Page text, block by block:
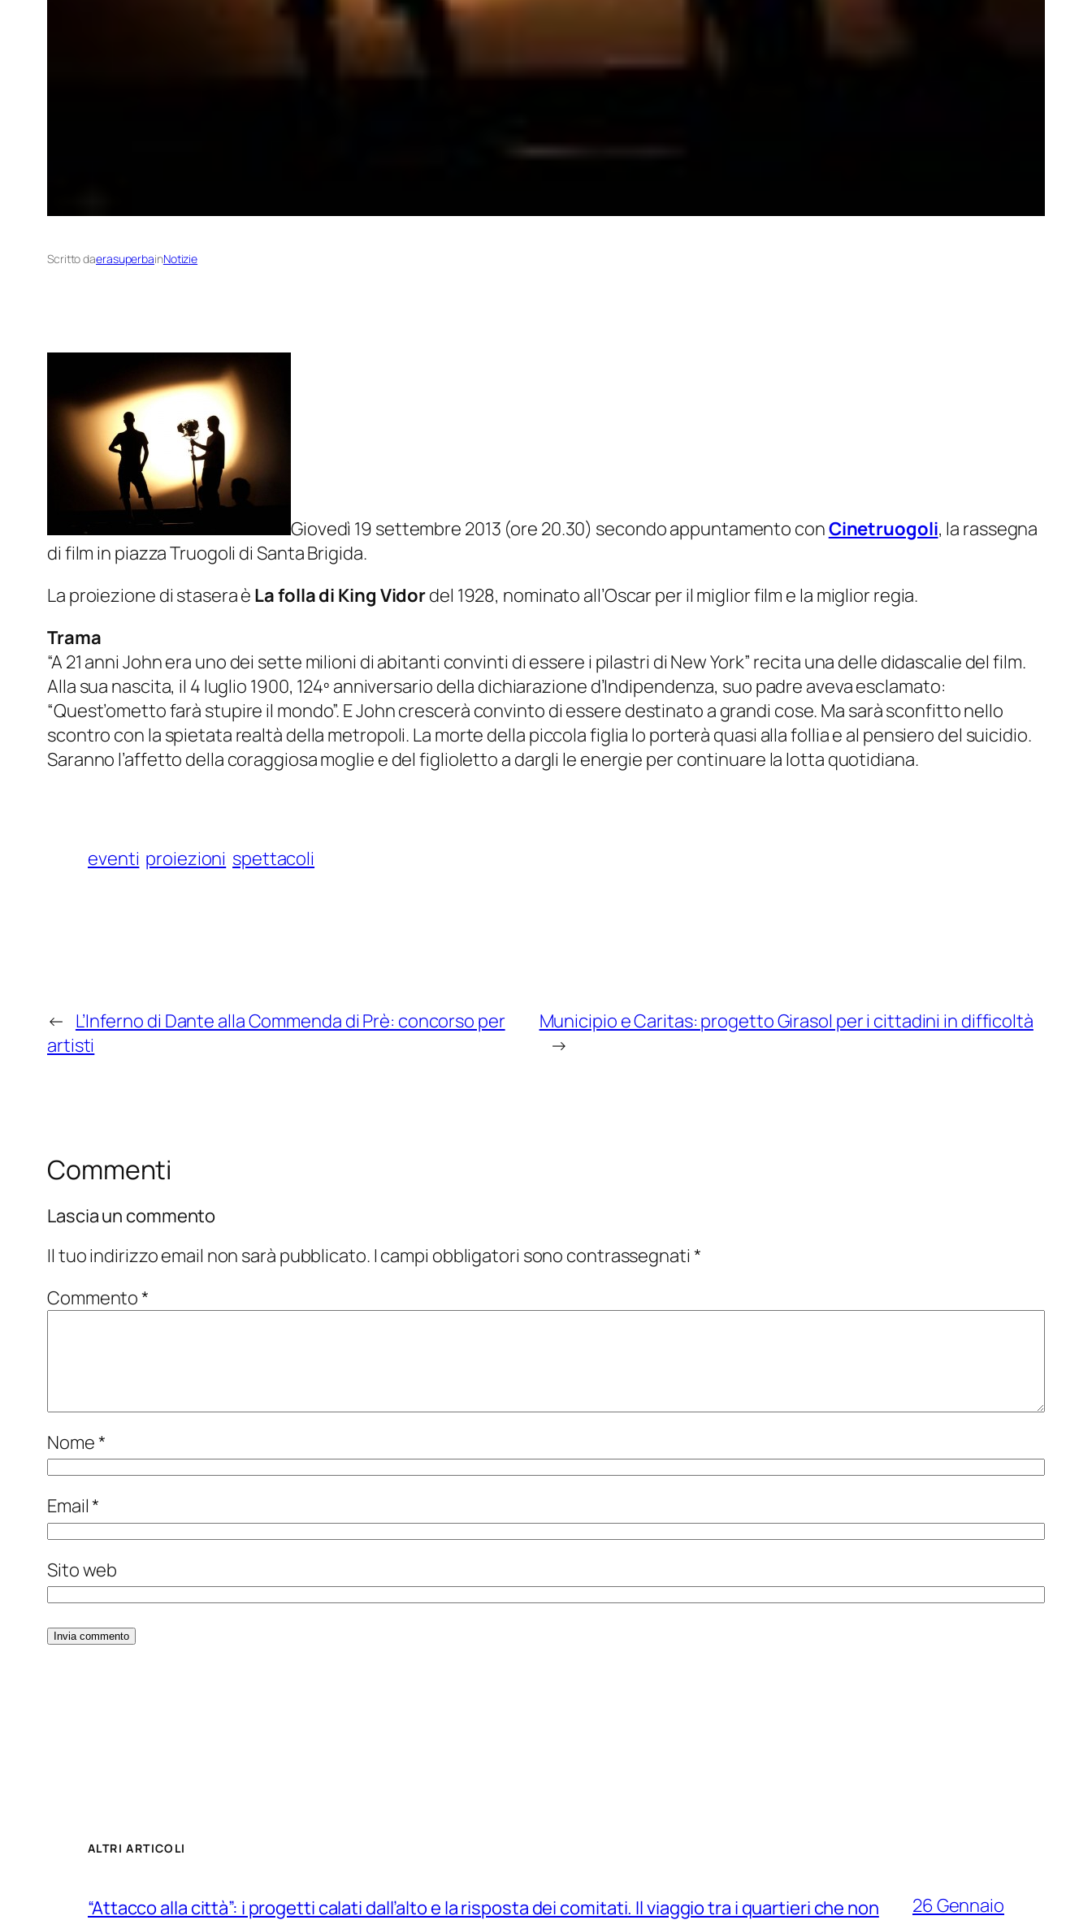
Scritto daerasuperbainNotizie
Giovedì 19 settembre 2013 (ore 20.30) secondo appuntamento conCinetruogoli, la rassegna
di film in piazza Truogoli di Santa Brigida.
La proiezione di stasera è La folladi King Vidordel 1928, nominato all’Oscar per il miglior film e la miglior regia.
Trama
“A 21 anni John era uno dei sette milioni di abitanti convinti di essere i pilastri di New York” recita una delle didascalie del film.
Alla sua nascita, il 4 luglio 1900, 124º anniversario della dichiarazione d’Indipendenza, suo padre aveva esclamato:
“Quest’ometto farà stupire il mondo”. E John crescerà convinto di essere destinato a grandi cose. Ma sarà sconfitto nello
scontro con la spietata realtà della metropoli. La morte della piccola figlia lo porterà quasi alla follia e al pensiero del suicidio.
Saranno l’affetto della coraggiosa moglie e del figlioletto a dargli le energie per continuare la lotta quotidiana.
eventi proiezioni spettacoli
← L’Inferno di Dante alla Commenda di Prè: concorso per
artisti
Municipio e Caritas: progetto Girasol per i cittadini in difficoltà
→
Commenti
Lascia un commento
Il tuo indirizzo email non sarà pubblicato. I campi obbligatori sono contrassegnati *
Commento*
Nome*
Email*
Sito web
ALTRI ARTICOLI
“Attacco alla città”: i progetti calati dall’alto e la risposta dei comitati. Il viaggio tra i quartieri che non
26 Gennaio